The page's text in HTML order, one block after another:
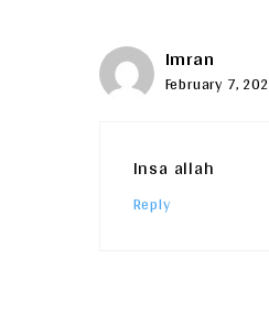
Imran
February 7,
Insa allah
Reply